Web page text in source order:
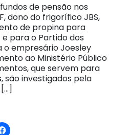
de pensão nos
dono do frigorífico JBS,
de propina para
para o Partido dos
o empresário Joesley
ao Ministério Público
que servem para
são investigados pela